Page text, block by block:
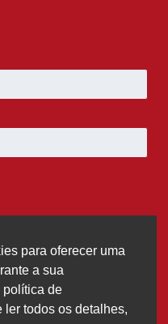
para oferecer uma
a sua
política de
ler todos os detalhes,